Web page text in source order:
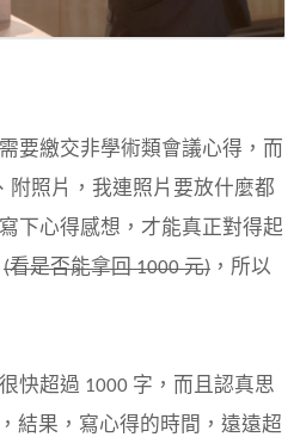
要繳交非學術類會議心得，而
附照片，我連照片要放什麼都
下心得感想，才能真正對得起
(看是否能拿回 1000 元) ，所以
快超過 1000 字，而且認真思
結果，寫心得的時間，遠遠超